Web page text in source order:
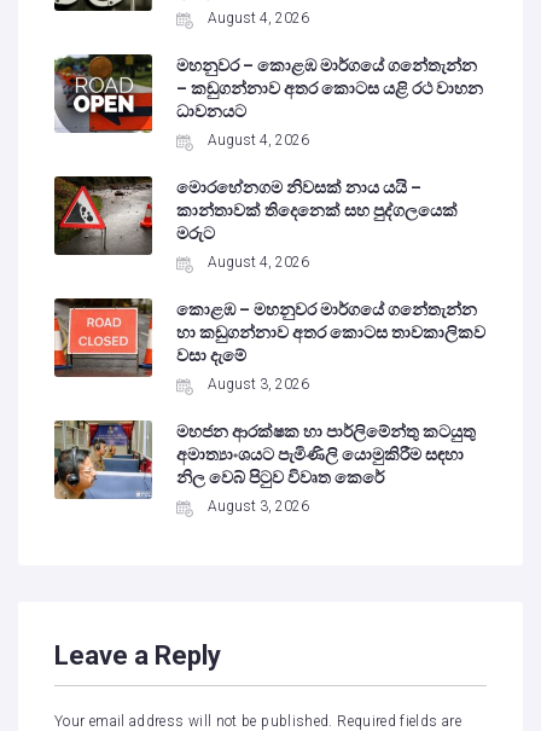
August 4, 2026
මහනුවර – කොළඹ මාර්ගයේ ගනේතැන්න
– කඩුගන්නාව අතර කොටස යළි රථ වාහන
ධාවනයට
August 4, 2026
මොරහේනගම නිවසක් නාය යයි –
කාන්තාවක් තිදෙනෙක් සහ පුද්ගලයෙක්
මරුට
August 4, 2026
කොළඹ – මහනුවර මාර්ගයේ ගනේතැන්න
හා කඩුගන්නාව අතර කොටස තාවකාලිකව
වසා දැමේ
August 3, 2026
මහජන ආරක්ෂක හා පාර්ලිමේන්තු කටයුතු
අමාත්‍යාංශයට පැමිණිලි යොමුකිරීම සඳහා
නිල වෙබ් පිටුව විවෘත කෙරේ
August 3, 2026
Leave a Reply
Your email address will not be published. Required fields are